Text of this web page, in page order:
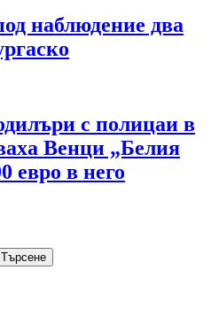
наблюдение два
с полицаи в
Венци „Белия
евро в него
Търсене